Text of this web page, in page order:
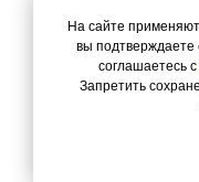
КАРТА
На сайте
вы подтверждаете
соглашаетесь с
Запретить